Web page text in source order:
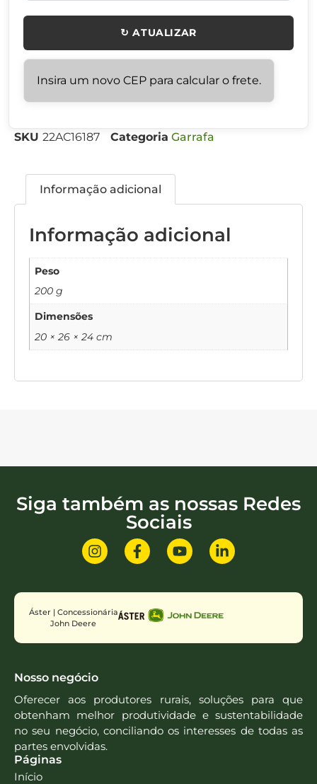
↻ ATUALIZAR
Insira um novo CEP para calcular o frete.
SKU 22AC16187 Categoria Garrafa
Informação adicional
Informação adicional
Peso
200 g
Dimensões
20 × 26 × 24 cm
Siga também as nossas Redes
Sociais
Áster | Concessionária
John Deere
Nosso negócio
Oferecer aos produtores rurais, soluções para que
obtenham melhor produtividade e sustentabilidade
no seu negócio, conciliando os interesses de todas as
partes envolvidas.
Páginas
Início